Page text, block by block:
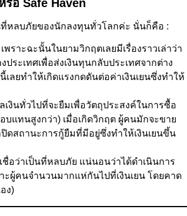
รือ Safe Haven
ที่หลบภัยของนักลงทุนทั่วโลกค่ะ นั่นก็คือ :
าะฉะนั้นในยามวิกฤตเลยมีเรื่องราวเล่าว่า
ะเทศเพื่อส่งเงินทุนกลับประเทศจากต่าง
ลยทำให้เกิดแรงกดดันต่อค่าเงินเยนซึ่งทำให้
เงินทั่วไปที่จะยืมเพื่อวัตถุประสงค์ในการซื้อ
แทนสูงกว่า) เมื่อเกิดวิกฤต ผู้คนมักจะขาย
ดสถานะการกู้ยืมที่มีอยู่ซึ่งทำให้เงินเยนขึ้น
อว่าเป็นที่หลบภัย แน่นอนว่าได้ดำเนินการ
ะผู้คนจำนวนมากแห่กันไปที่เงินเยน โดยคาด
ง)